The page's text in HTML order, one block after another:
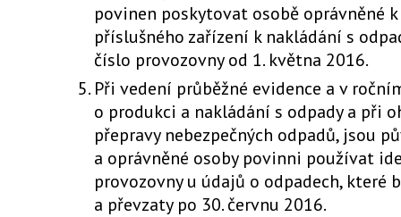
povinen poskytovat osobě oprávněné
příslušného zařízení k nakládání s
číslo provozovny od 1. května 2016.
Při vedení průběžné evidence a v
o produkci a nakládání s odpady a při
přepravy nebezpečných odpadů, jsou
a oprávněné osoby povinni používat
provozovny u údajů o odpadech, které
a převzaty po 30. červnu 2016.